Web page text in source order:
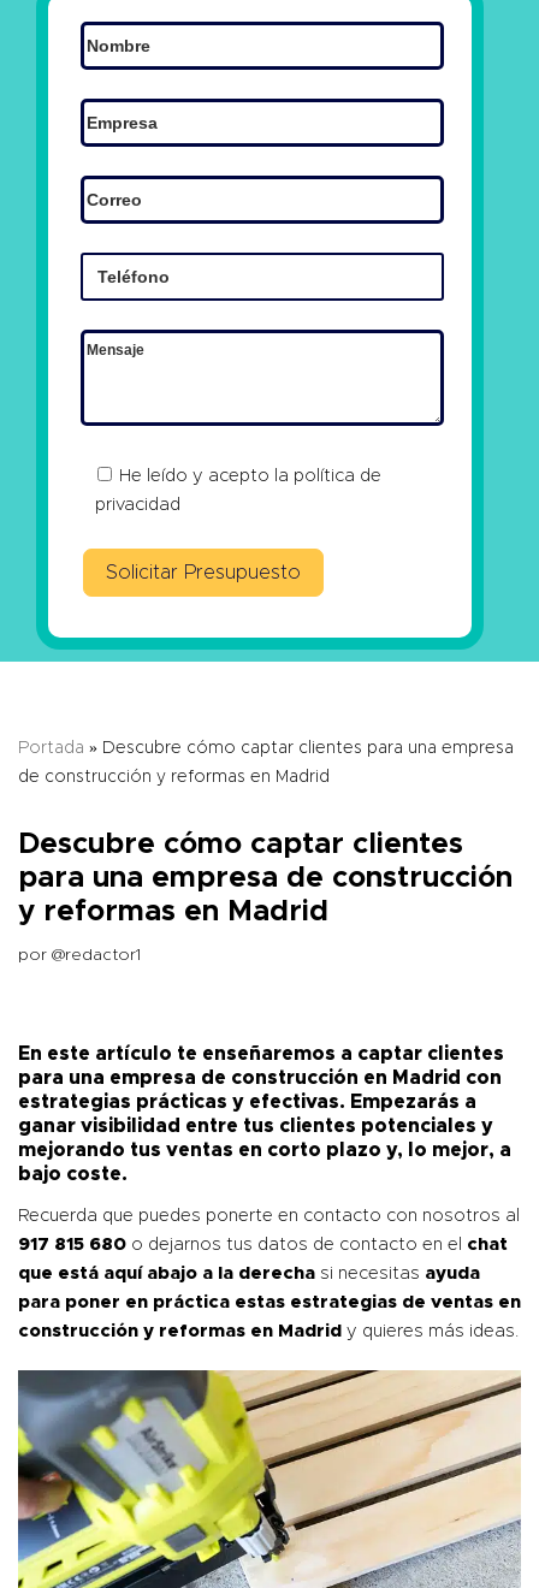
He leído y acepto la política de
privacidad
Portada » Descubre cómo captar clientes para una empresa
de construcción y reformas en Madrid
Descubre cómo captar clientes
para una empresa de construcción
y reformas en Madrid
por @redactor1
En este artículo te enseñaremos a captar clientes
para una empresa de construcción en Madrid con
estrategias prácticas y efectivas. Empezarás a
ganar visibilidad entre tus clientes potenciales y
mejorando tus ventas en corto plazo y, lo mejor, a
bajo coste.
Recuerda que puedes ponerte en contacto con nosotros al
917 815 680 o dejarnos tus datos de contacto en el chat
que está aquí abajo a la derecha si necesitas ayuda
para poner en práctica estas estrategias de ventas en
construcción y reformas en Madrid y quieres más ideas.